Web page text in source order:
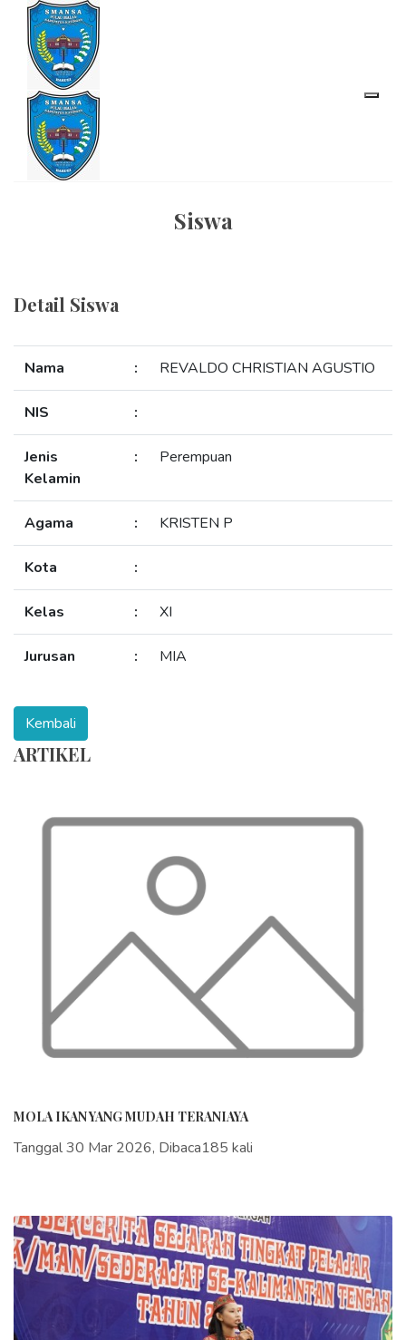
Siswa
Detail Siswa
Nama : REVALDO CHRISTIAN AGUSTIO
NIS :
Jenis
Kelamin
: Perempuan
Agama : KRISTEN P
Kota :
Kelas : XI
Jurusan : MIA
ARTIKEL
MOLA IKAN YANG MUDAH TERANIAYA
Tanggal 30 Mar 2026, Dibaca185 kali